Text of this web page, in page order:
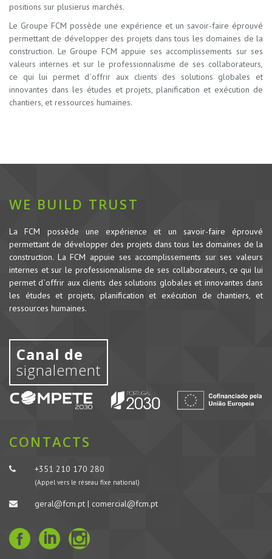
positions sur plusierus marchés.
Le Groupe FCM possède une expérience et un savoir-faire éprouvé
permettant de développer des projets dans tous les domaines de la
construction. Le Groupe FCM appuie ses accomplissements sur ses
valeurs internes et sur le professionnalisme de ses collaborateurs,
ce qui lui permet d`offrir aux clients des solutions globales et
innovantes dans les études et projets, planification et exécution de
chantiers, et ressources humaines.
WE BUILD TRUST
La FCM possède une expérience et un savoir-faire éprouvé
permettant de développer des projets dans tous les domaines de la
construction. La FCM appuie ses accomplissements sur ses valeurs
internes et sur le professionnalisme de ses collaborateurs, ce qui lui
permet d`offrir aux clients des solutions globales et innovantes dans
les études et projets, planification et exécution de chantiers, et
ressources humaines.
Canal de
signalement
CONTACTS
+351 210 170 280
(Appel vers le réseau fixe national)
geral@fcm.pt | comercial@fcm.pt